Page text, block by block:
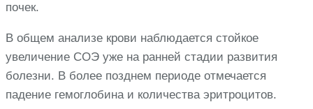
почек.
В общем анализе крови наблюдается стойкое
увеличение СОЭ уже на ранней стадии развития
болезни. В более позднем периоде отмечается
падение гемоглобина и количества эритроцитов.